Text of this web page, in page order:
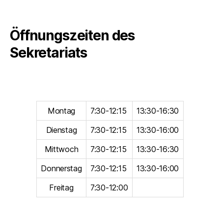
Öffnungszeiten des
Sekretariats
Montag 7:30-12:15
13:30-16:30
Dienstag
7:30-12:15
13:30-16:00
Mittwoch
7:30-12:15
13:30-16:30
Donnerstag
7:30-12:15
13:30-16:00
Freitag
7:30-12:00